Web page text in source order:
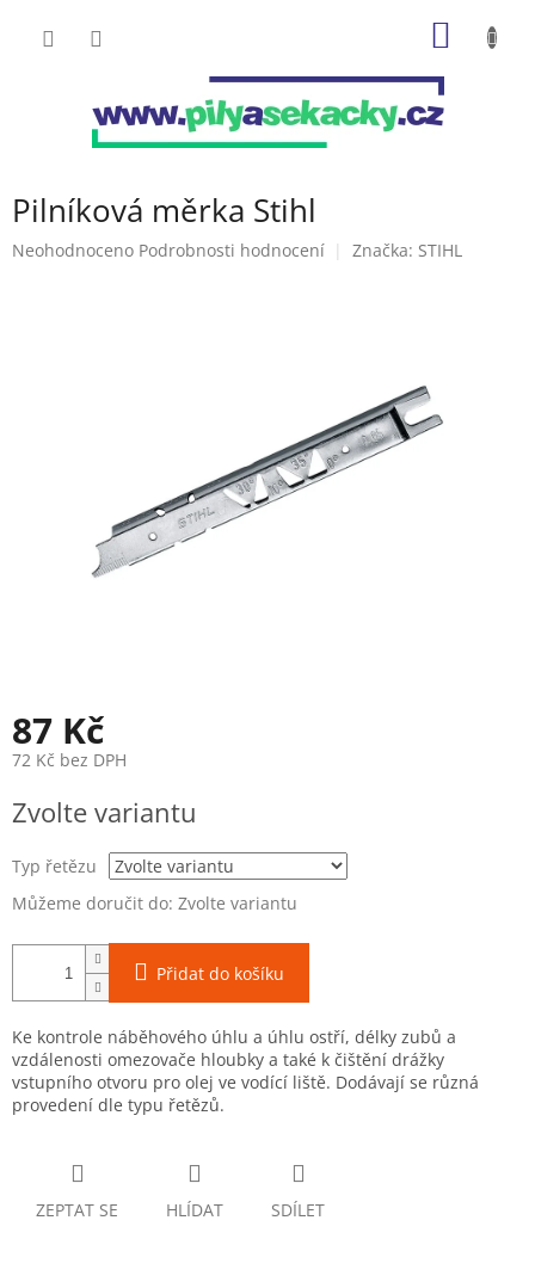
Pilníková měrka Stihl
Průměrné
Neohodnoceno Podrobnosti hodnocení Značka: STIHL
87 Kč
72 Kč bez DPH
cena:
Zvolte variantu
Typ řetězu
Můžeme doručit do: Zvolte variantu
Přidat do košíku
Ke kontrole náběhového úhlu a úhlu ostří, délky zubů a
vzdálenosti omezovače hloubky a také k čištění drážky
vstupního otvoru pro olej ve vodící liště. Dodávají se různá
provedení dle typu řetězů.
ZEPTAT SE HLÍDAT SDÍLET